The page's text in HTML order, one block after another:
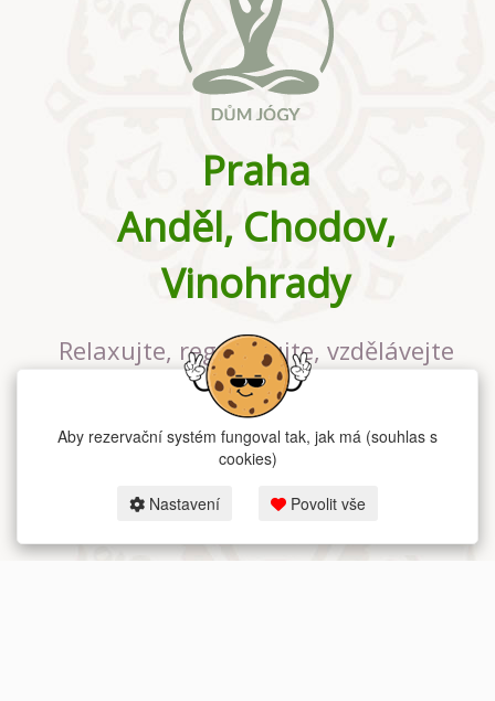
Praha
Anděl, Chodov,
Vinohrady
Relaxujte, regenerujte, vzdělávejte
se v největším jógovém studiu v
Praze
Aby rezervační systém fungoval tak, jak má (souhlas s
cookies)
Nastavení Povolit vše